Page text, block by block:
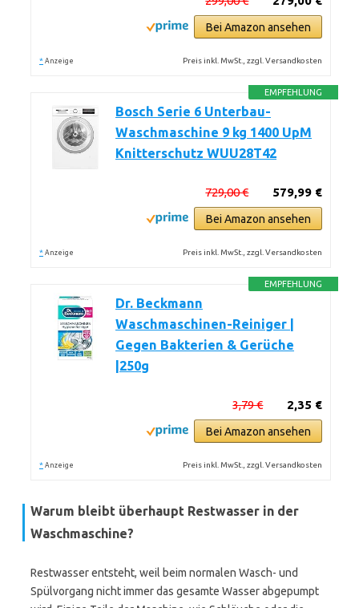
Bei Amazon ansehen
* Anzeige Preis inkl. MwSt., zzgl. Versandkosten
EMPFEHLUNG
Bosch Serie 6 Unterbau-
Waschmaschine 9 kg 1400 UpM
Knitterschutz WUU28T42
579,99 €
729,00 €
Bei Amazon ansehen
* Anzeige Preis inkl. MwSt., zzgl. Versandkosten
EMPFEHLUNG
Dr. Beckmann
Waschmaschinen-Reiniger |
Gegen Bakterien & Gerüche
|250g
2,35 €
3,79 €
Bei Amazon ansehen
* Anzeige Preis inkl. MwSt., zzgl. Versandkosten
Warum bleibt überhaupt Restwasser in der
Waschmaschine?
Restwasser entsteht, weil beim normalen Wasch- und
Spülvorgang nicht immer das gesamte Wasser abgepumpt